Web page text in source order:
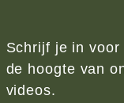
Schrijf je in
de hoogte van
videos.